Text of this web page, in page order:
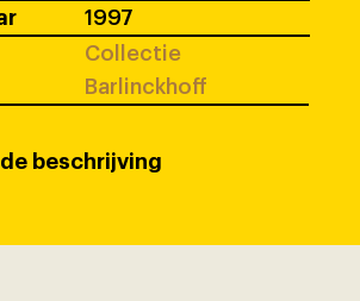
1997
Collectie
Barlinckhoff
beschrijving